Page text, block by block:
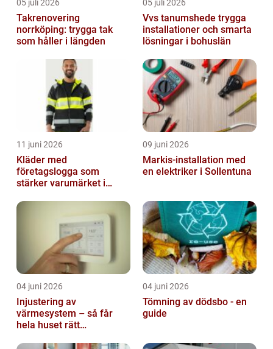
05 juli 2026
Takrenovering
norrköping: trygga tak
som håller i längden
05 juli 2026
Vvs tanumshede trygga
installationer och smarta
lösningar i bohuslän
11 juni 2026
Kläder med
företagslogga som
stärker varumärket i
09 juni 2026
Markis-installation med
en elektriker i Sollentuna
04 juni 2026
Injustering av
värmesystem – så får
hela huset rätt
04 juni 2026
Tömning av dödsbo - en
guide